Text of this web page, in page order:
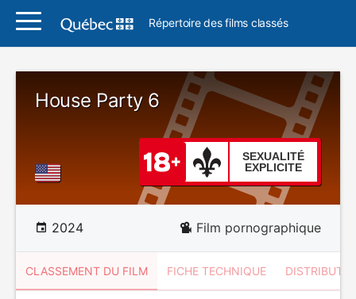
Répertoire des films classés
House Party 6
SEXUALITÉ
EXPLICITE
2024 Film pornographique
CLASSEMENT DU FILM FICHE TECHNIQUE